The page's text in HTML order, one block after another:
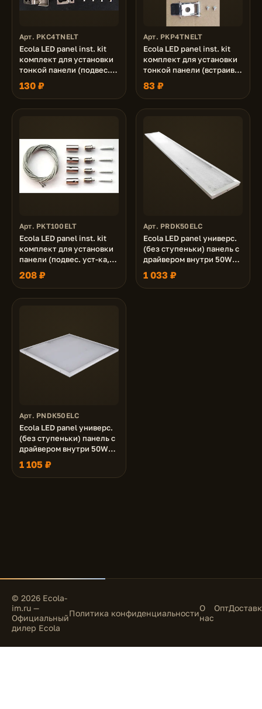
Арт. PKC4TNELT
Ecola LED panel inst. kit
комплект для установки
тонкой панели (подвес.
уст-ка, уголки)
130 ₽
Арт. PKP4TNELT
Ecola LED panel inst. kit
комплект для установки
тонкой панели (встраив.
уст-ка, пружины)
83 ₽
Арт. PKT100ELT
Ecola LED panel inst. kit
комплект для установки
панели (подвес. уст-ка,
тросы 1м)
208 ₽
Арт. PRDK50ELC
Ecola LED panel универс.
(без ступеньки) панель с
драйвером внутри 50W
220V 6500K Призма
1195x180x19
1 033 ₽
Арт. PNDK50ELC
Ecola LED panel универс.
(без ступеньки) панель с
драйвером внутри 50W
220V 6500K Призма
595x595x19
1 105 ₽
© 2026 Ecola-
im.ru —
Официальный
дилер Ecola
Политика конфиденциальностиО
нас
Опт